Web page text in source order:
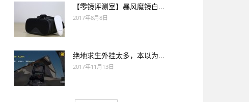
【零镜评测室】暴风魔镜白...
2017年8月8日
绝地求生外挂太多，本以为...
2017年11月13日